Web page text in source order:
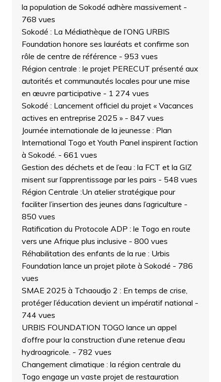
la population de Sokodé adhère massivement-
768 vues
Sokodé : La Médiathèque de l’ONG URBIS
Foundation honore ses lauréats et confirme son
rôle de centre de référence - 953 vues
Région centrale : le projet PERECUT présenté aux
autorités et communautés locales pour une mise
en œuvre participative - 1 274 vues
Sokodé : Lancement officiel du projet « Vacances
actives en entreprise 2025 »- 847 vues
Journée internationale de la jeunesse : Plan
International Togo et Youth Panel inspirent l’action
à Sokodé. - 661 vues
Gestion des déchets et de l’eau : la FCT et la GIZ
misent sur l’apprentissage par les pairs - 548 vues
Région Centrale :Un atelier stratégique pour
faciliter l’insertion des jeunes dans l’agriculture -
850 vues
Ratification du Protocole ADP : le Togo en route
vers une Afrique plus inclusive - 800 vues
Réhabilitation des enfants de la rue : Urbis
Foundation lance un projet pilote à Sokodé - 786
vues
SMAE 2025 à Tchaoudjo 2 : En temps de crise,
protéger l’éducation devient un impératif national -
744 vues
URBIS FOUNDATION TOGO lance un appel
d’offre pour la construction d’une retenue d’eau
hydroagricole. - 782 vues
Changement climatique : la région centrale du
Togo engage un vaste projet de restauration